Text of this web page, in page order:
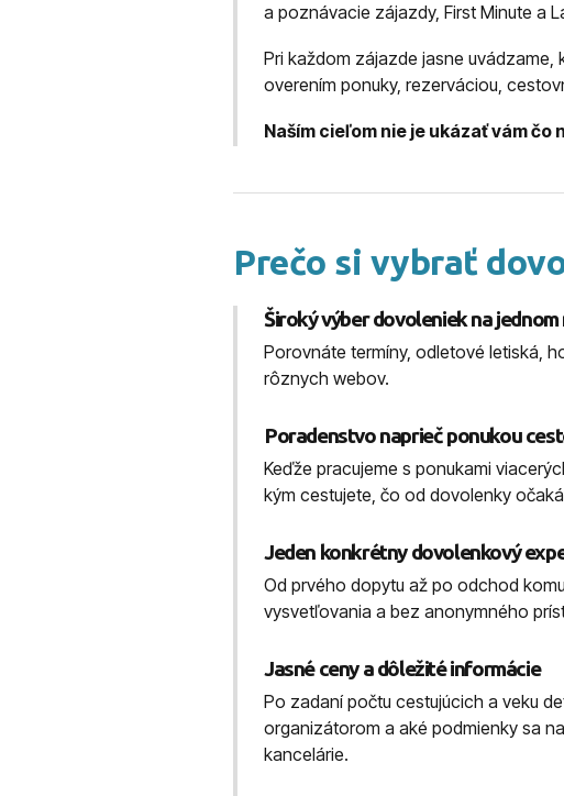
a poznávacie zájazdy, First Minute a
Pri každom zájazde jasne
overením ponuky, rezerváciou,
Naším cieľom nie je ukázať vám
Prečo si vybrať
Široký výber dovoleniek na jednom
Porovnáte termíny, odletové letiská,
rôznych webov.
Poradenstvo naprieč ponukou
Keďže pracujeme s ponukami
kým cestujete, čo od dovolenky
Jeden konkrétny dovolenkový
Od prvého dopytu až po odchod
vysvetľovania a bez anonymného
Jasné ceny a dôležité informácie
Po zadaní počtu cestujúcich a veku
organizátorom a aké podmienky sa
kancelárie.